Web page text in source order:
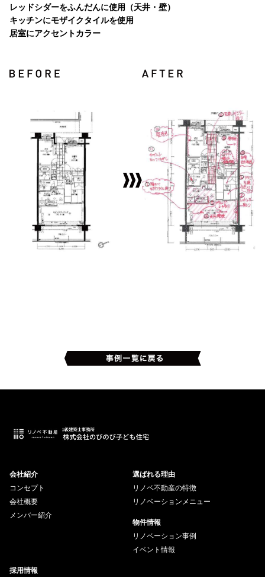
レッドシダーをふんだんに使用（天井・壁）
キッチンにモザイクタイルを使用
居室にアクセントカラー
会社紹介
コンセプト
会社概要
メンバー紹介
選ばれる理由
リノベ不動産の特徴
リノベーションメニュー
物件情報
リノベーション事例
イベント情報
採用情報